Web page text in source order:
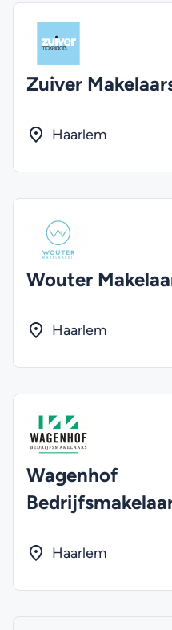
Zuiver
Haarlem
Wouter
Haarlem
Wagenhof
Haarlem